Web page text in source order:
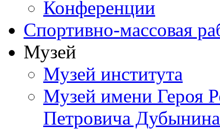
Конференции
Спортивно-массовая
Музей
Музей института
Музей имени Героя
Петровича Дубынина